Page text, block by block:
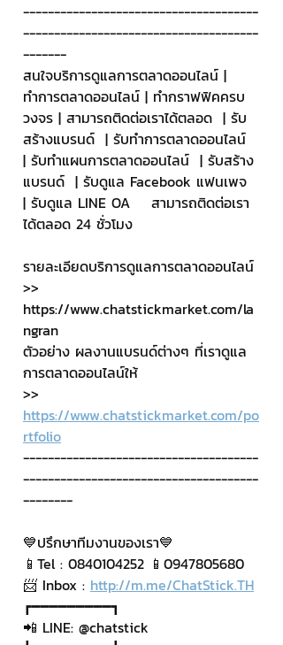
--------------------------------------
--------------------------------------
-------
สนใจบริการดูแลการตลาดออนไลน์ |
ทำการตลาดออนไลน์ | ทำกราฟฟิคครบ
วงจร | สามารถติดต่อเราได้ตลอด  | รับ
สร้างแบรนด์  | รับทำการตลาดออนไลน์
| รับทำแผนการตลาดออนไลน์  | รับสร้าง
แบรนด์  | รับดูแล Facebook แฟนเพจ
| รับดูแล LINE OA    สามารถติดต่อเรา
ได้ตลอด 24 ชั่วโมง
รายละเอียดบริการดูแลการตลาดออนไลน์
>>
https://www.chatstickmarket.com/la
ngran
ตัวอย่าง ผลงานแบรนด์ต่างๆ ที่เราดูแล
การตลาดออนไลน์ให้
>>
https://www.chatstickmarket.com/po
rtfolio
--------------------------------------
--------------------------------------
--------
💙ปรึกษาทีมงานของเรา💙
📱Tel : 0840104252 📱0947805680
📨 Inbox : http://m.me/ChatStick.TH
┏━━━━━━━━━┓
📲 LINE: @chatstick